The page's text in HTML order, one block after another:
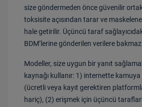
size göndermeden önce güvenilir
toksisite açısından tarar ve
hale getirilir. Üçüncü taraf
BDM’lerine gönderilen verilere bakmaz.
Modeller, size uygun bir yanıt
kaynağı kullanır: 1) internette
(ücretli veya kayıt gerektiren
hariç), (2) erişmek için üçüncü